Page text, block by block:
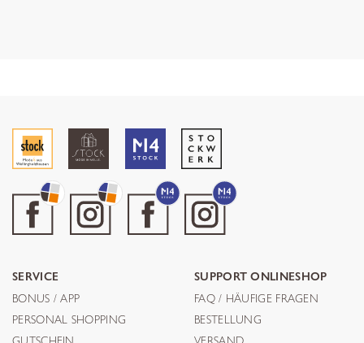
SERVICE
BONUS / APP
PERSONAL SHOPPING
SUPPORT ONLINESHOP
FAQ / HÄUFIGE FRAGEN
BESTELLUNG